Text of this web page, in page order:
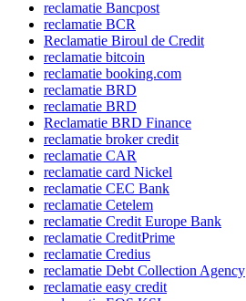
reclamatie Bancpost
reclamatie BCR
Reclamatie Biroul de Credit
reclamatie bitcoin
reclamatie booking.com
reclamatie BRD
reclamatie BRD
Reclamatie BRD Finance
reclamatie broker credit
reclamatie CAR
reclamatie card Nickel
reclamatie CEC Bank
reclamatie Cetelem
reclamatie Credit Europe Bank
reclamatie CreditPrime
reclamatie Credius
reclamatie Debt Collection Agency
reclamatie easy credit